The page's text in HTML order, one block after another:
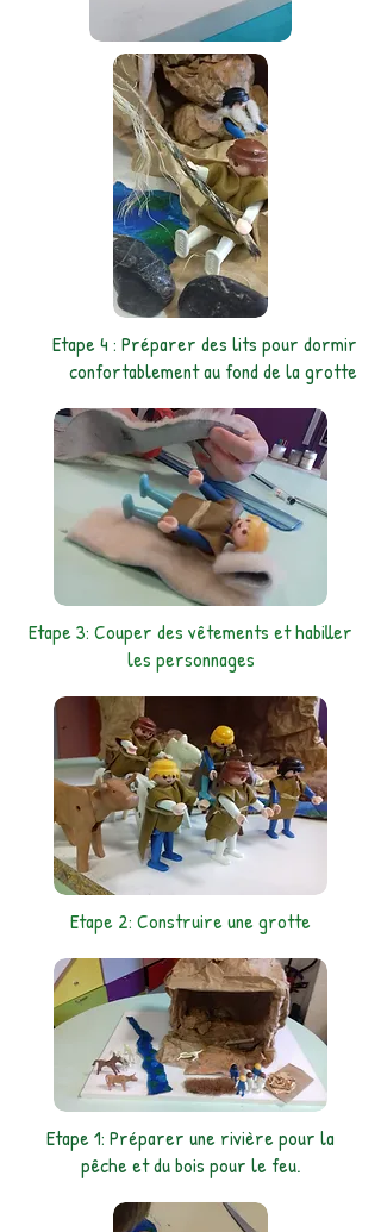
Etape 4 : Préparer des lits pour dormir
confortablement au fond de la grotte
Etape 3: Couper des vêtements et habiller
les personnages
Etape 2: Construire une grotte
Etape 1: Préparer une rivière pour la
pêche et du bois pour le feu.